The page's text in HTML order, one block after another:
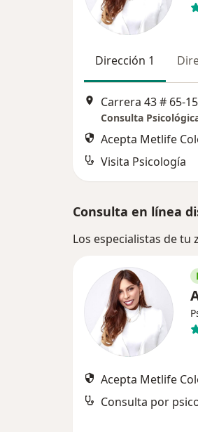
Dirección 1
Carrera 43 # 65-
Acepta Metlife
Visita Psicología
Consulta en línea
Los especialistas de
Acepta Metlife
Consulta por